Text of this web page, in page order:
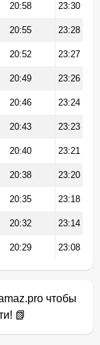
20:58 23:30
20:55 23:28
20:52 23:27
20:49 23:26
20:46 23:24
20:43 23:23
20:40 23:21
20:38 23:20
20:35 23:18
20:32 23:14
20:29 23:08
чтобы
📗